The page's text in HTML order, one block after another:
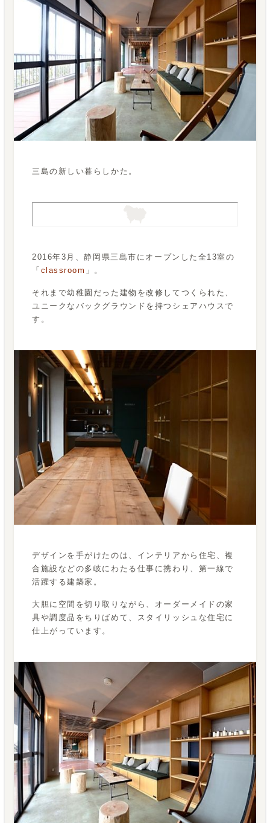
フカボリ記事
三島の新しい暮らしかた。
2016年3月、静岡県三島市にオープンした全13室の
「 classroom 」。
それまで幼稚園だった建物を改修してつくられた、
ユニークなバックグラウンドを持つシェアハウスで
す。
デザインを手がけたのは、インテリアから住宅、複
合施設などの多岐にわたる仕事に携わり、第一線で
活躍する建築家。
大胆に空間を切り取りながら、オーダーメイドの家
具や調度品をちりばめて、スタイリッシュな住宅に
仕上がっています。